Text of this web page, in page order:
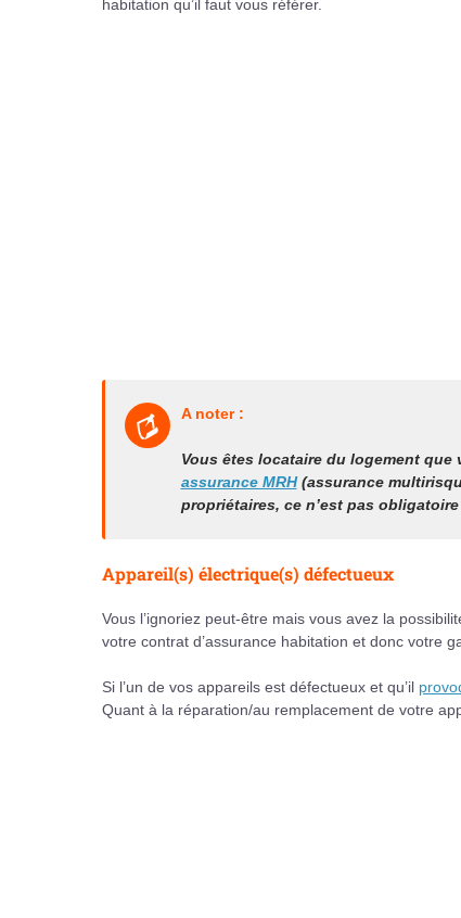
habitation qu’il faut vous référer.
A noter :
Vous êtes locataire du logement
assurance MRH(assurance
propriétaires, ce n’est pas
Appareil(s) électrique(s) défectueux
Vous l’ignoriez peut-être mais vous avez la
votre contrat d’assurance habitation et donc votre
Si l’un de vos appareils est défectueux et qu’il
Quant à la réparation/au remplacement de votre